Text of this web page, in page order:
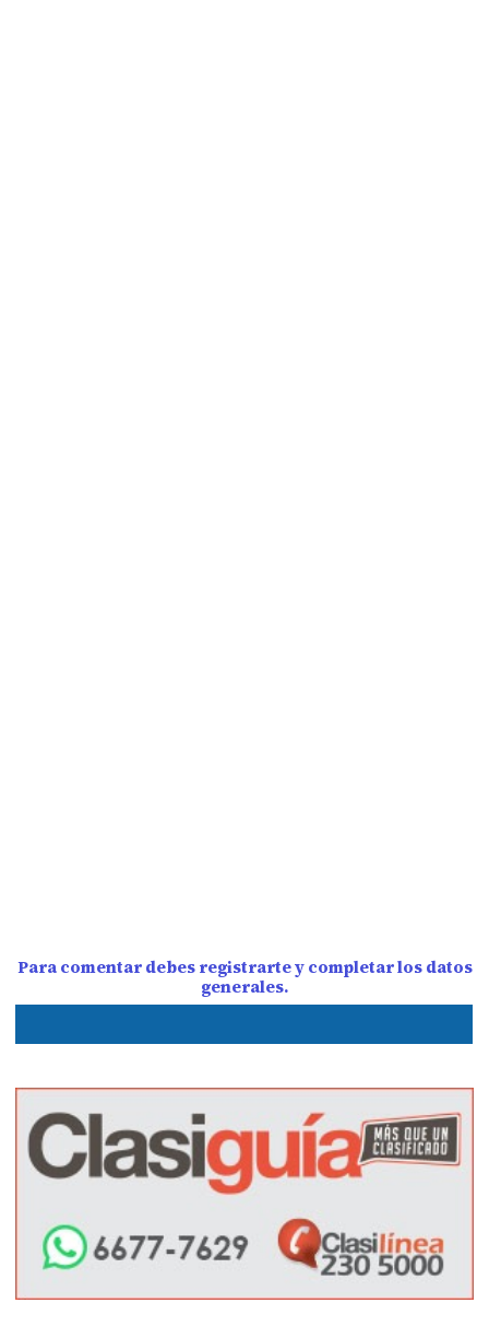
Para comentar debes registrarte y completar los datos
generales.